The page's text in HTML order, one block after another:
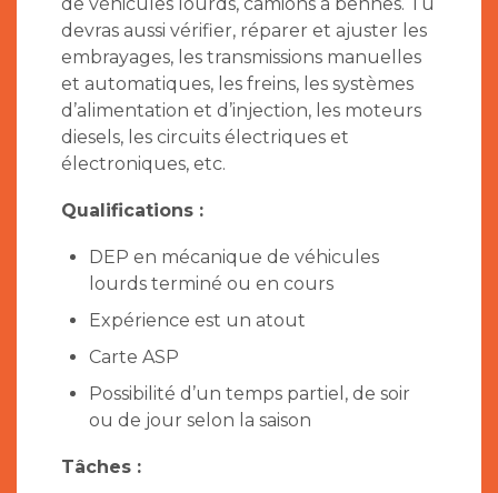
devras aussi vérifier, réparer et ajuster les
embrayages, les transmissions manuelles
et automatiques, les freins, les systèmes
d’alimentation et d’injection, les moteurs
diesels, les circuits électriques et
électroniques, etc.
Qualifications :
DEP en mécanique de véhicules
lourds terminé ou en cours
Expérience est un atout
Carte ASP
Possibilité d’un temps partiel, de soir
ou de jour selon la saison
Tâches :